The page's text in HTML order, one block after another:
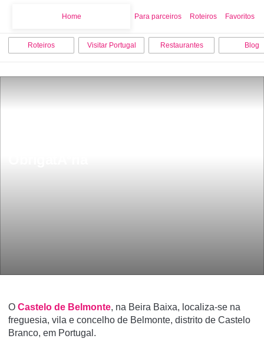
Home Para parceiros Roteiros Favoritos
Roteiros Visitar Portugal Restaurantes Blog
O Castelo de Belmonte, na Beira Baixa, localiza-se na
freguesia, vila e concelho de Belmonte, distrito de Castelo
Branco, em Portugal.